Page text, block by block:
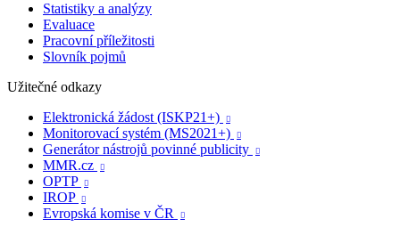
Statistiky a analýzy
Evaluace
Pracovní příležitosti
Slovník pojmů
Užitečné odkazy
Elektronická žádost (ISKP21+)

Monitorovací systém (MS2021+) 
Generátor nástrojů povinné publicity 
MMR.cz 
OPTP 
IROP 
Evropská komise v ČR 